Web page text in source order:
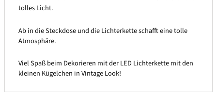
tolles Licht.
Ab in die Steckdose und die Lichterkette schafft eine tolle
Atmosphäre.
Viel Spaß beim Dekorieren mit der LED Lichterkette mit den
kleinen Kügelchen in Vintage Look!